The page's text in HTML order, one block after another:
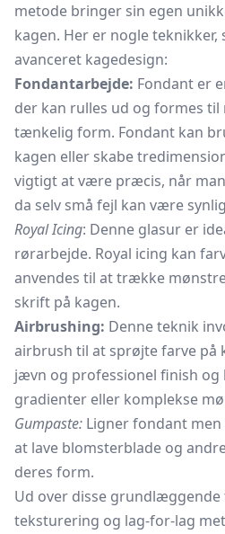
metode bringer sin egen
kagen. Her er nogle
avanceret kagedesign:
Fondantarbejde: Fondant er
der kan rulles ud og formes
tænkelig form. Fondant kan
kagen eller skabe
vigtigt at være præcis, når
da selv små fejl kan være
Royal Icing: Denne glasur er
rørarbejde. Royal icing kan
anvendes til at trække
skrift på kagen.
Airbrushing: Denne teknik
airbrush til at sprøjte farve på
jævn og professionel finish og
gradienter eller komplekse
Gumpaste: Ligner fondant
at lave blomsterblade og
deres form.
Ud over disse grundlæggende
teksturering og lag-for-lag